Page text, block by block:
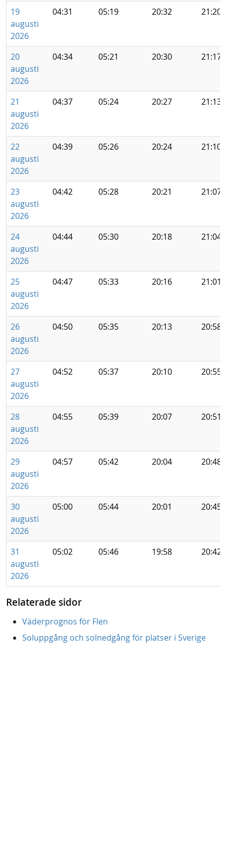
19
augusti
2026
04:31 05:19 20:32 21:20
20
augusti
2026
04:34 05:21 20:30 21:17
21
augusti
2026
04:37 05:24 20:27 21:13
22
augusti
2026
04:39 05:26 20:24 21:10
23
augusti
2026
04:42 05:28 20:21 21:07
24
augusti
2026
04:44 05:30 20:18 21:04
25
augusti
2026
04:47 05:33 20:16 21:01
26
augusti
2026
04:50 05:35 20:13 20:58
27
augusti
2026
04:52 05:37 20:10 20:55
28
augusti
2026
04:55 05:39 20:07 20:51
29
augusti
2026
04:57 05:42 20:04 20:48
30
augusti
2026
05:00 05:44 20:01 20:45
31
augusti
2026
05:02 05:46 19:58 20:42
Relaterade sidor
Väderprognos för Flen
Soluppgång och solnedgång för platser i Sverige